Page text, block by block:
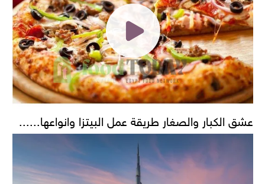
عشق الكبار والصغار طريقة عمل البيتزا وانواعها......